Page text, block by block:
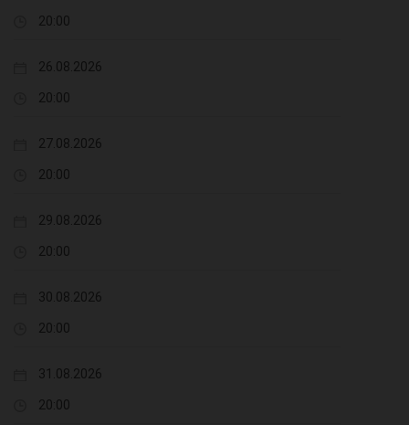
20:00
26.08.2026
20:00
27.08.2026
20:00
29.08.2026
20:00
30.08.2026
20:00
31.08.2026
20:00